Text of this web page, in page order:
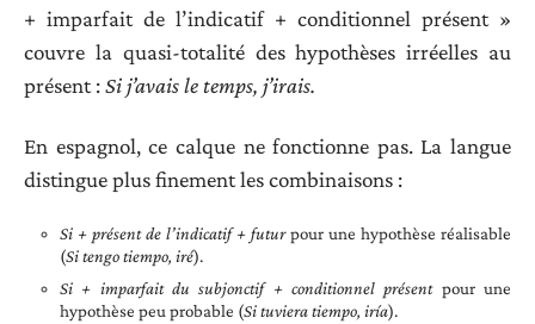
+ imparfait de l’indicatif + conditionnel présent »
couvre la quasi-totalité des hypothèses irréelles au
présent :Si j’avais le temps, j’irais.
En espagnol, ce calque ne fonctionne pas. La langue
distingue plus finement les combinaisons :
Si + présent de l’indicatif + futurpour une hypothèse réalisable
(Si tengo tiempo, iré).
Si + imparfait du subjonctif + conditionnel présentpour une
hypothèse peu probable (Si tuviera tiempo, iría).